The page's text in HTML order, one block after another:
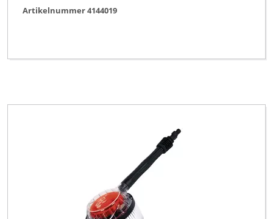
Artikelnummer 4144019